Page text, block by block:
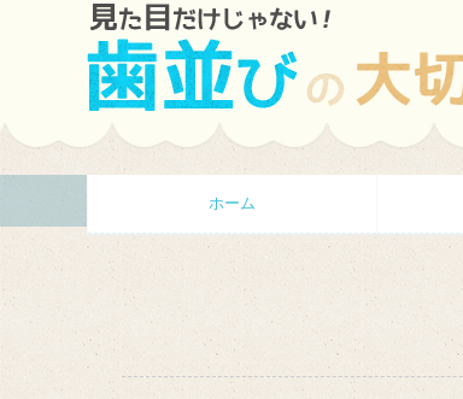
ホーム